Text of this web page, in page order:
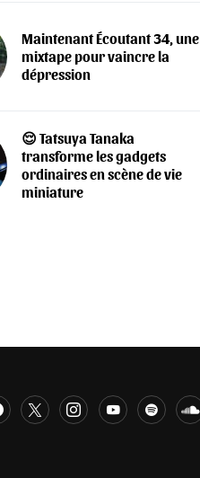
Maintenant Écoutant 34, une
mixtape pour vaincre la
dépression
😌 Tatsuya Tanaka
transforme les gadgets
ordinaires en scène de vie
miniature